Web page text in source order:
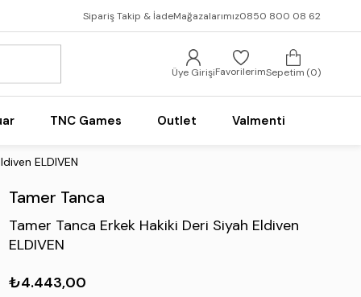
Sipariş Takip & İadeMağazalarımız0850 800 08 62
Üye GirişiFavorilerimSepetim 0
TNC Games Outlet Valmenti
ELDIVEN
Tamer Tanca
Tamer Tanca Erkek Hakiki Deri Siyah Eldiven
ELDIVEN
₺4.443,00